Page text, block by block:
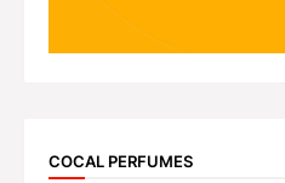
COCAL PERFUMES